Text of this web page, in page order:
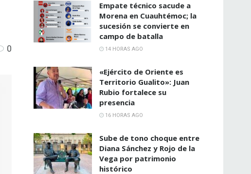
0
Empate técnico sacude a
Morena en Cuauhtémoc; la
sucesión se convierte en
campo de batalla
14 HORAS AGO
«Ejército de Oriente es
Territorio Gualito»: Juan
Rubio fortalece su
presencia
16 HORAS AGO
Sube de tono choque entre
Diana Sánchez y Rojo de la
Vega por patrimonio
histórico